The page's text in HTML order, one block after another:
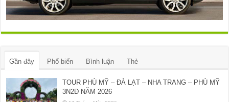
Gần đây Phổ biến Bình luận Thẻ
TOUR PHÙ MỸ – ĐÀ LẠT – NHA TRANG – PHÙ MỸ
3N2Đ NĂM 2026